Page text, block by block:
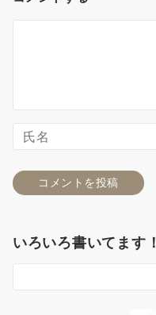
いろいろ書いてます！